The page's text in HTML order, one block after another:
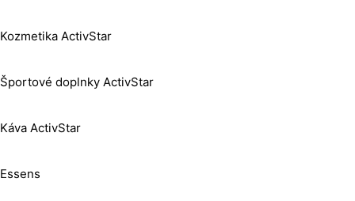
Kozmetika ActivStar
Športové doplnky ActivStar
Káva ActivStar
Essens